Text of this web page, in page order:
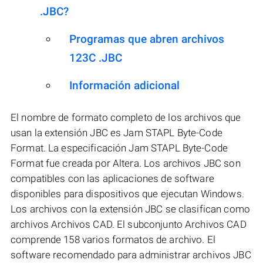
.JBC?
Programas que abren archivos
123C .JBC
Información adicional
El nombre de formato completo de los archivos que
usan la extensión JBC es Jam STAPL Byte-Code
Format. La especificación Jam STAPL Byte-Code
Format fue creada por Altera. Los archivos JBC son
compatibles con las aplicaciones de software
disponibles para dispositivos que ejecutan Windows.
Los archivos con la extensión JBC se clasifican como
archivos Archivos CAD. El subconjunto Archivos CAD
comprende 158 varios formatos de archivo. El
software recomendado para administrar archivos JBC